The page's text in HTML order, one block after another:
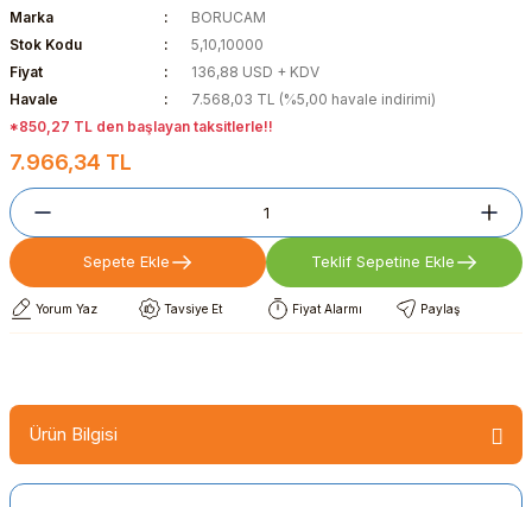
Marka
BORUCAM
Stok Kodu
5,10,10000
Fiyat
136,88 USD + KDV
Havale
7.568,03 TL (%5,00 havale indirimi)
*850,27 TL den başlayan taksitlerle!!
7.966,34 TL
Sepete Ekle Teklif Sepetine Ekle
Yorum Yaz Tavsiye Et Fiyat Alarmı Paylaş
Ürün Bilgisi